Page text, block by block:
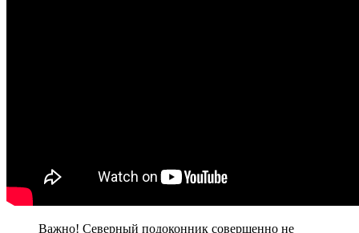
Важно! Северный подоконник совершенно не